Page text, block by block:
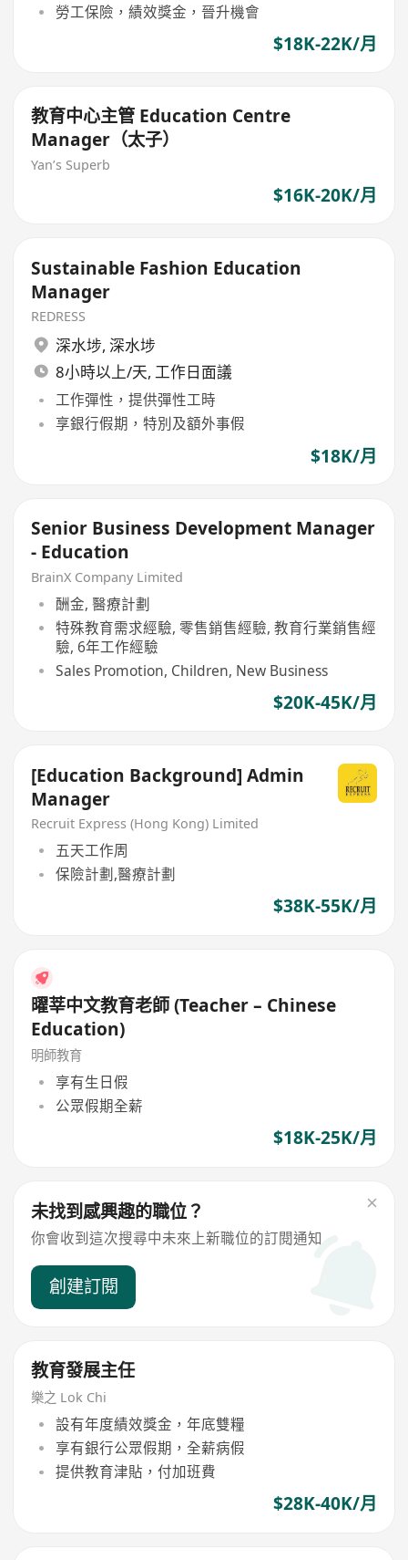
勞工保險，績效獎金，晉升機會
$18K-22K/月
教育中心主管 Education Centre
Manager（太子）
Yan’s Superb
$16K-20K/月
Sustainable Fashion Education
Manager
REDRESS
深水埗, 深水埗
8小時以上/天, 工作日面議
工作彈性，提供彈性工時
享銀行假期，特別及額外事假
$18K/月
Senior Business Development Manager
- Education
BrainX Company Limited
酬金, 醫療計劃
特殊教育需求經驗, 零售銷售經驗, 教育行業銷售經
驗, 6年工作經驗
Sales Promotion, Children, New Business
$20K-45K/月
[Education Background] Admin
Manager
Recruit Express (Hong Kong) Limited
五天工作周
保險計劃,醫療計劃
$38K-55K/月
曜莘中文教育老師 (Teacher – Chinese
Education)
明師教育
享有生日假
公眾假期全薪
$18K-25K/月
未找到感興趣的職位？
你會收到這次搜尋中未來上新職位的訂閱通知
創建訂閱
教育發展主任
樂之 Lok Chi
設有年度績效獎金，年底雙糧
享有銀行公眾假期，全薪病假
提供教育津貼，付加班費
$28K-40K/月